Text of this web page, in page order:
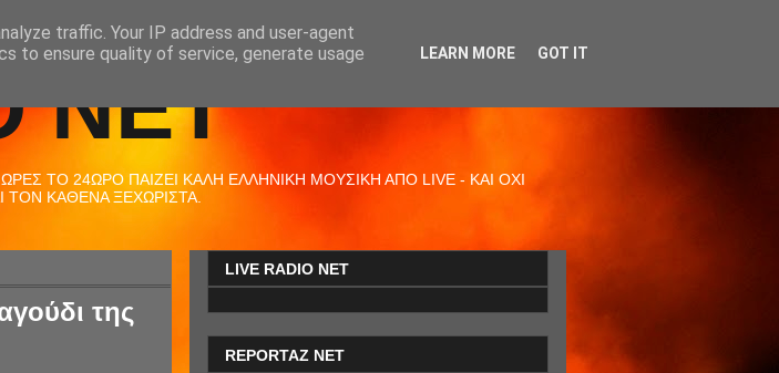
NET
ΤΟ 24ΩΡΟ ΠΑΙΖΕΙ ΚΑΛΗ ΕΛΛΗΝΙΚΗ ΜΟΥΣΙΚΗ ΑΠΟ LIVE - ΚΑΙ ΟΧΙ
ΚΑΘΕΝΑ ΞΕΧΩΡΙΣΤΑ.
της
LIVE RADIO NET
REPORTAZ NET
traffic. Your IP address and user-agent
to ensure quality of service, generate usage
LEARN MORE GOT IT